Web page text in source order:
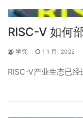
RISC-V 如何
学究 1 1 月, 2022
RISC-V产业生态已